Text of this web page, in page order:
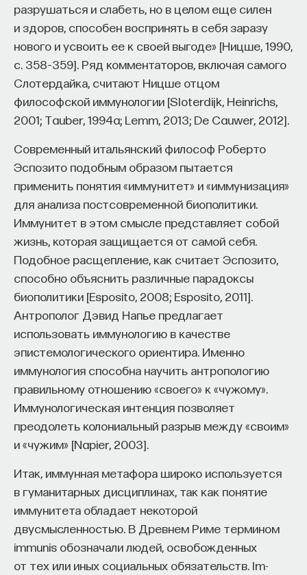
разрушаться и слабеть, но в целом еще силен
и здоров, способен воспринять в себя заразу
нового и усвоить ее к своей выгоде» [Ницше, 1990,
с. 358–359]. Ряд комментаторов, включая самого
Слотердайка, считают Ницше отцом
философской иммунологии [Sloterdijk, Heinrichs,
2001; Tauber, 1994a; Lemm, 2013; De Cauwer, 2012].
Современный итальянский философ Роберто
Эспозито подобным образом пытается
применить понятия «иммунитет» и «иммунизация»
для анализа постсовременной биополитики.
Иммунитет в этом смысле представляет собой
жизнь, которая защищается от самой себя.
Подобное расщепление, как считает Эспозито,
способно объяснить различные парадоксы
биополитики [Esposito, 2008; Esposito, 2011].
Антрополог Дэвид Напье предлагает
использовать иммунологию в качестве
эпистемологического ориентира. Именно
иммунология способна научить антропологию
правильному отношению «своего» к «чужому».
Иммунологическая интенция позволяет
преодолеть колониальный разрыв между «своим»
и «чужим» [Napier, 2003].
Итак, иммунная метафора широко используется
в гуманитарных дисциплинах, так как понятие
иммунитета обладает некоторой
двусмысленностью. В Древнем Риме термином
immunis обозначали людей, освобожденных
от тех или иных социальных обязательств. Im-